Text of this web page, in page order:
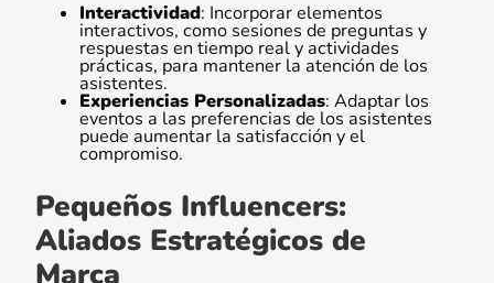
Interactividad: Incorporar elementos
interactivos, como sesiones de preguntas y
respuestas en tiempo real y actividades
prácticas, para mantener la atención de los
asistentes.
Experiencias Personalizadas: Adaptar los
eventos a las preferencias de los asistentes
puede aumentar la satisfacción y el
compromiso.
Pequeños Influencers:
Aliados Estratégicos de
Marca